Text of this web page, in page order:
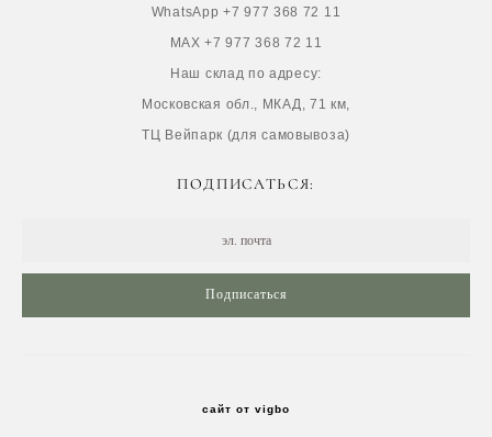
WhatsApp +7 977 368 72 11
MAX +7 977 368 72 11
Наш склад по адресу:
Московская обл., МКАД, 71 км,
ТЦ Вейпарк (для самовывоза)
ПОДПИСАТЬСЯ:
Подписаться
сайт от vigbo